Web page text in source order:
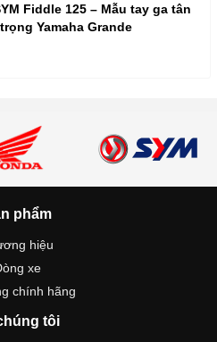
Fiddle 125 – Mẫu tay ga tân
Yamaha Grande
phẩm
hiệu
xe
chính hãng
tôi